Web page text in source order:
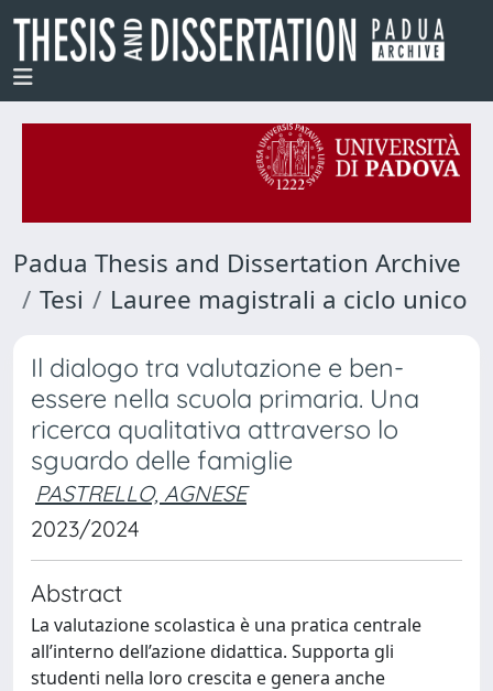
Padua Thesis and Dissertation Archive
Tesi
Lauree magistrali a ciclo unico
Il dialogo tra valutazione e ben-
essere nella scuola primaria. Una
ricerca qualitativa attraverso lo
sguardo delle famiglie
PASTRELLO, AGNESE
2023/2024
Abstract
La valutazione scolastica è una pratica centrale
all’interno dell’azione didattica. Supporta gli
studenti nella loro crescita e genera anche